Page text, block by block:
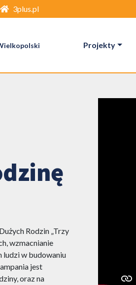
3plus.pl
Projekty
Rodzin „Trzy
wzmacnianie
ludzi w budowaniu
jest
oraz na